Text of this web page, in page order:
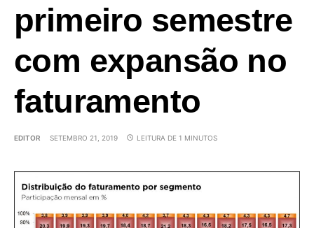
primeiro semestre
com expansão no
faturamento
EDITOR SETEMBRO 21, 2019 LEITURA DE 1 MINUTOS